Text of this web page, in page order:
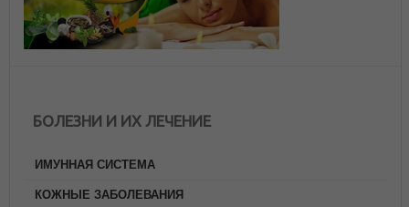
БОЛЕЗНИ И ИХ ЛЕЧЕНИЕ
ИМУННАЯ СИСТЕМА
КОЖНЫЕ ЗАБОЛЕВАНИЯ